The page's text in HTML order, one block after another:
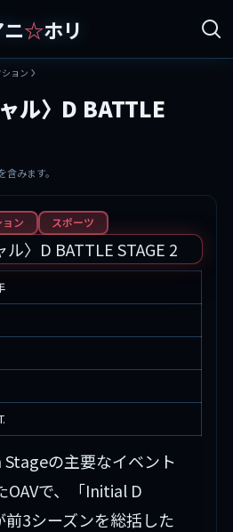
☆ホリ
ョン
ル〉D BATTLE
みます。
ョン スポーツ
の主要なイベント
OAVで、「Initial D
3シーズンを総括した